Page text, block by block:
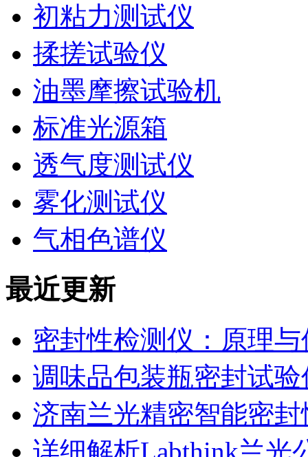
初粘力测试仪
揉搓试验仪
油墨摩擦试验机
标准光源箱
透气度测试仪
雾化测试仪
气相色谱仪
最近更新
密封性检测仪：原理
调味品包装瓶密封试
济南兰光精密智能密